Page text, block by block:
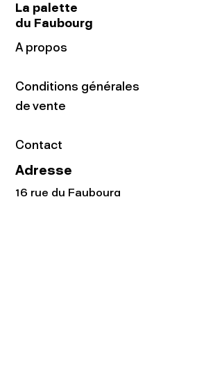
La palette
du Faubourg
A propos
Conditions générales
de vente
Contact
Adresse
16 rue du Faubourg